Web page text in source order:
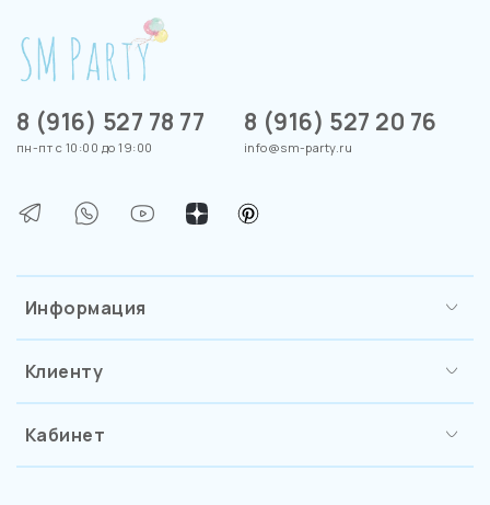
Информация
Клиенту
Кабинет
8 (916) 527 78 77
пн-пт с 10:00 до 19:00
8 (916) 527 20 76
info@sm-party.ru